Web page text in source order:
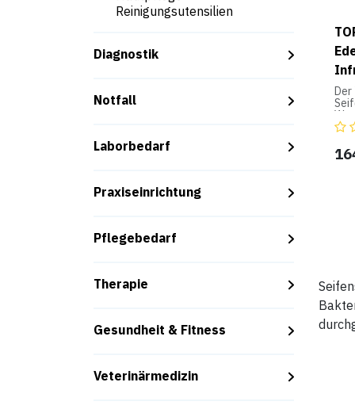
Reinigungsutensilien
Diagnostik
Notfall
Laborbedarf
Praxiseinrichtung
Pflegebedarf
Therapie
Gesundheit & Fitness
Veterinärmedizin
ein
-
mit
-